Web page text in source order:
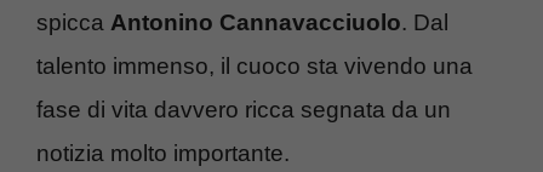
spicca Antonino Cannavacciuolo. Dal
talento immenso, il cuoco sta vivendo una
fase di vita davvero ricca segnata da un
notizia molto importante.